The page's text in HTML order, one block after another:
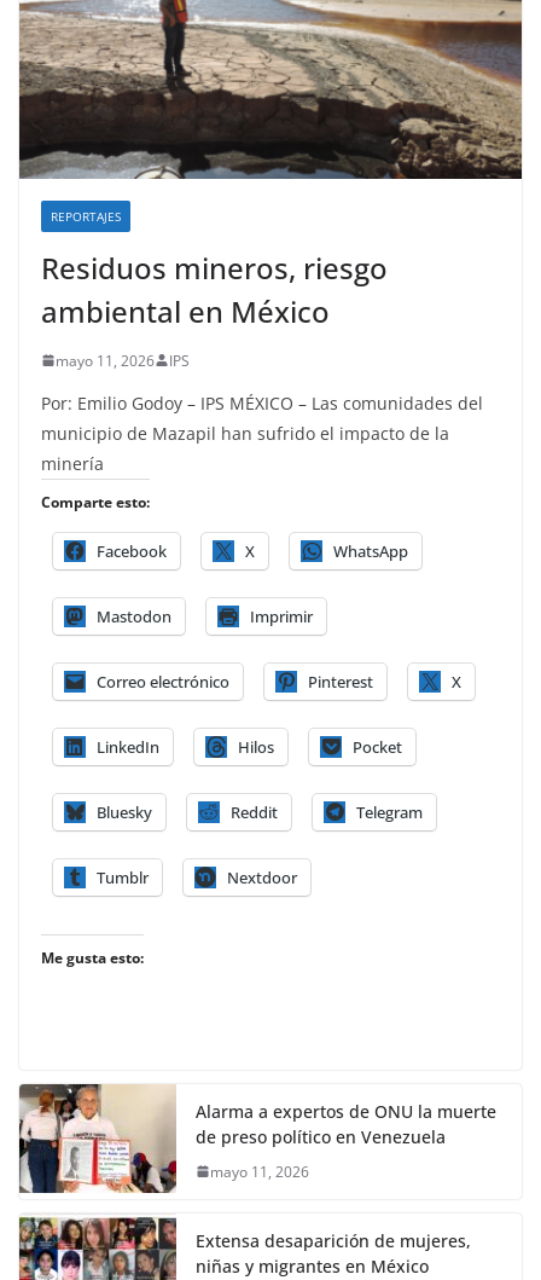
REPORTAJES
Residuos mineros, riesgo
ambiental en México
mayo 11, 2026 IPS
Por: Emilio Godoy – IPS MÉXICO – Las comunidades del
municipio de Mazapil han sufrido el impacto de la
minería
Comparte esto:
Facebook X WhatsApp
Mastodon Imprimir
Correo electrónico Pinterest X
LinkedIn Hilos Pocket
Bluesky Reddit Telegram
Tumblr Nextdoor
Me gusta esto:
Alarma a expertos de ONU la muerte
de preso político en Venezuela
mayo 11, 2026
Extensa desaparición de mujeres,
niñas y migrantes en México